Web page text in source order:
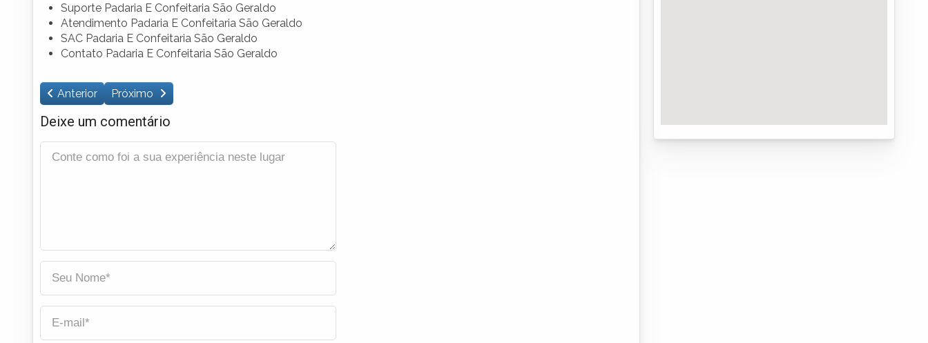
Suporte Padaria E Confeitaria São Geraldo
Atendimento Padaria E Confeitaria São Geraldo
SAC Padaria E Confeitaria São Geraldo
Contato Padaria E Confeitaria São Geraldo
Anterior Próximo
Deixe um comentário